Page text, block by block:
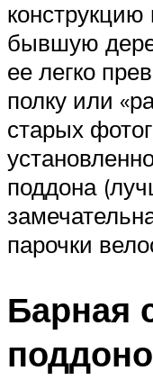
бывшую
ее легко
полку или
старых
поддона
парочки
Барная